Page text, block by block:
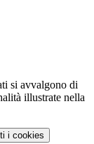
si avvalgono di
illustrate nella
i cookies